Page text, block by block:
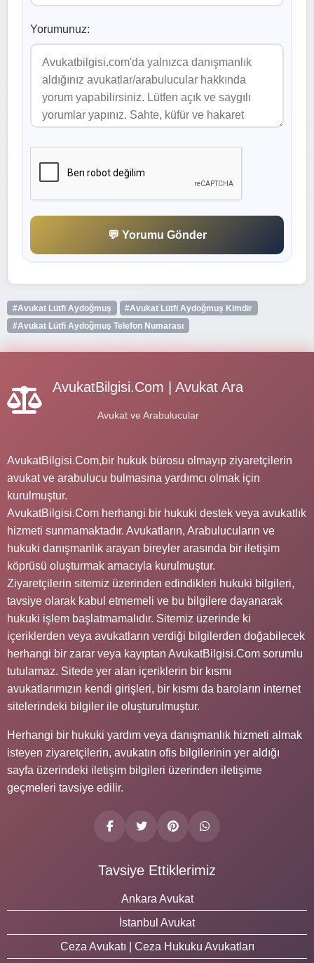
Yorumunuz:
💬 Yorumu Gönder
#Avukat Lütfi Aydoğmuş
#Avukat Lütfi Aydoğmuş Kimdir
#Avukat Lütfi Aydoğmuş Telefon Numarası
AvukatBilgisi.Com | Avukat Ara
Avukat ve Arabulucular
AvukatBilgisi.Com,bir hukuk bürosu olmayıp ziyaretçilerin
avukat ve arabulucu bulmasına yardımcı olmak için
kurulmuştur.
AvukatBilgisi.Com herhangi bir hukuki destek veya avukatlık
hizmeti sunmamaktadır. Avukatların, Arabulucuların ve
hukuki danışmanlık arayan bireyler arasında bir iletişim
köprüsü oluşturmak amacıyla kurulmuştur.
Ziyaretçilerin sitemiz üzerinden edindikleri hukuki bilgileri,
tavsiye olarak kabul etmemeli ve bu bilgilere dayanarak
hukuki işlem başlatmamalıdır. Sitemiz üzerinde ki
içeriklerden veya avukatların verdiği bilgilerden doğabilecek
herhangi bir zarar veya kayıptan AvukatBilgisi.Com sorumlu
tutulamaz. Sitede yer alan içeriklerin bir kısmı
avukatlarımızın kendi girişleri, bir kısmı da baroların internet
sitelerindeki bilgiler ile oluşturulmuştur.
Herhangi bir hukuki yardım veya danışmanlık hizmeti almak
isteyen ziyaretçilerin, avukatın ofis bilgilerinin yer aldığı
sayfa üzerindeki iletişim bilgileri üzerinden iletişime
geçmeleri tavsiye edilir.
Tavsiye Ettiklerimiz
Ankara Avukat
İstanbul Avukat
Ceza Avukatı | Ceza Hukuku Avukatları